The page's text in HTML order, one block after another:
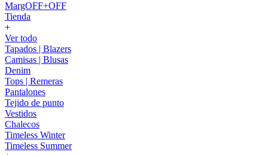
MargOFF+OFF
Tienda
+
Ver todo
Tapados | Blazers
Camisas | Blusas
Denim
Tops | Remeras
Pantalones
Tejido de punto
Vestidos
Chalecos
Timeless Winter
Timeless Summer